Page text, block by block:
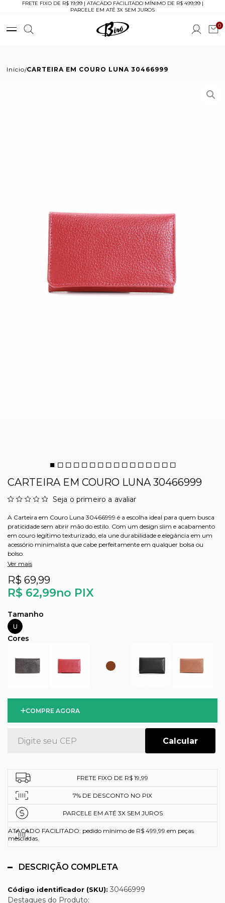
FRETE FIXO DE R$ 19,99 | ATACADO FACILITADO MÍNIMO DE R$ 499,99 |
PARCELE EM ATÉ 3X SEM JUROS
0
Início CARTEIRA EM COURO LUNA 30466999
CARTEIRA EM COURO LUNA 30466999
Seja o primeiro a avaliar
A Carteira em Couro Luna 30466999 é a escolha ideal para quem busca
praticidade sem abrir mão do estilo. Com um design slim e acabamento
em couro legítimo texturizado, ela une durabilidade e elegância em um
acessório minimalista que cabe perfeitamente em qualquer bolsa ou
bolso.
Ver mais
R$ 62,99no PIX
R$ 69,99
U
COMPRE AGORA
FRETE FIXO DE R$ 19,99
7% DE DESCONTO NO PIX
PARCELE EM ATÉ 3X SEM JUROS
ATACADO FACILITADO: pedido mínimo de R$ 499,99 em peças
mescladas.
DESCRIÇÃO COMPLETA
Código identificador (SKU): 30466999
Destaques do Produto: